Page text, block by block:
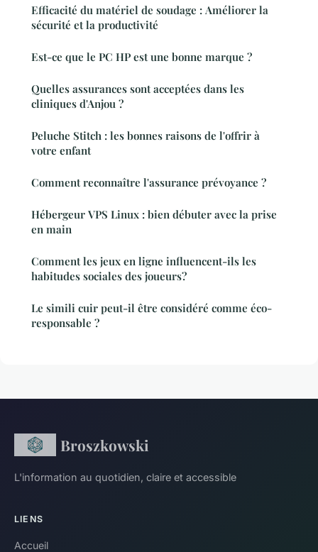
Efficacité du matériel de soudage : Améliorer la
sécurité et la productivité
Est-ce que le PC HP est une bonne marque ?
Quelles assurances sont acceptées dans les
cliniques d'Anjou ?
Peluche Stitch : les bonnes raisons de l'offrir à
votre enfant
Comment reconnaître l'assurance prévoyance ?
Hébergeur VPS Linux : bien débuter avec la prise
en main
Comment les jeux en ligne influencent-ils les
habitudes sociales des joueurs?
Le simili cuir peut-il être considéré comme éco-
responsable ?
Broszkowski
L'information au quotidien, claire et accessible
LIENS
Accueil